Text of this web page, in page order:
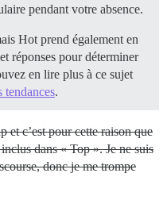
pendant votre absence.
Hot prend également en
réponses pour déterminer
en lire plus à ce sujet
tendances.
et c’est pour cette raison que
dans « Top ». Je ne suis
donc je me trompe